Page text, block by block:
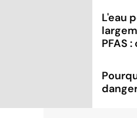
L'eau
PFAS